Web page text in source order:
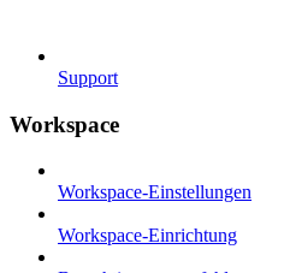
Support
Workspace
Workspace-Einstellungen
Workspace-Einrichtung